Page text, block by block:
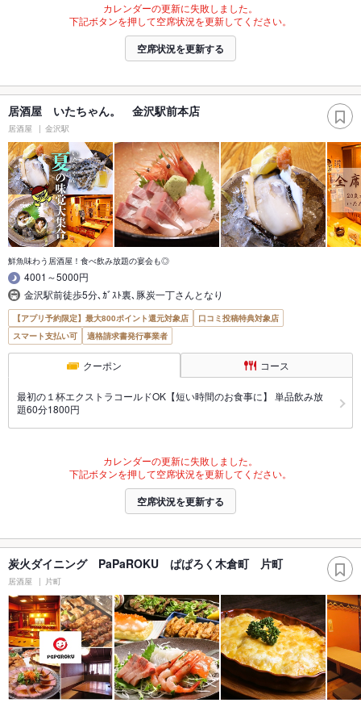
カレンダーの更新に失敗しました。
下記ボタンを押して空席状況を更新してください。
空席状況を更新する
居酒屋 いたちゃん。 金沢駅前本店
居酒屋 金沢駅
鮮魚味わう居酒屋！食べ飲み放題の宴会も◎
4001～5000円
金沢駅前徒歩5分､ｶﾞｽﾄ裏､豚炭一丁さんとなり
【アプリ予約限定】最大800ポイント還元対象店
口コミ投稿特典対象店
スマート支払い可
適格請求書発行事業者
クーポン コース
最初の１杯エクストラコールドOK【短い時間のお食事に】 単品飲み放
題60分1800円
カレンダーの更新に失敗しました。
下記ボタンを押して空席状況を更新してください。
空席状況を更新する
炭火ダイニング PaPaROKU ぱぱろく木倉町 片町
居酒屋 片町